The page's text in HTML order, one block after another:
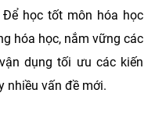
học tốt môn hóa học
hóa học, nắm vững các
dụng tối ưu các kiến
nhiều vấn đề mới.